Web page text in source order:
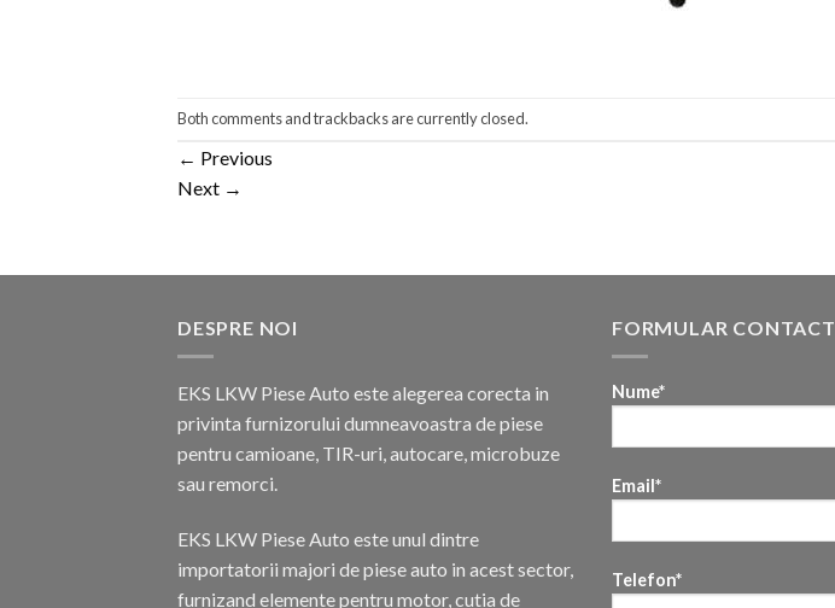
Both comments and trackbacks are currently closed.
← Previous
Next →
DESPRE NOI
EKS LKW Piese Auto este alegerea corecta in
privinta furnizorului dumneavoastra de piese
pentru camioane, TIR-uri, autocare, microbuze
sau remorci.
EKS LKW Piese Auto este unul dintre
importatorii majori de piese auto in acest sector,
furnizand elemente pentru motor, cutia de
FORMULAR CONTACT
Nume*
Email*
Telefon*